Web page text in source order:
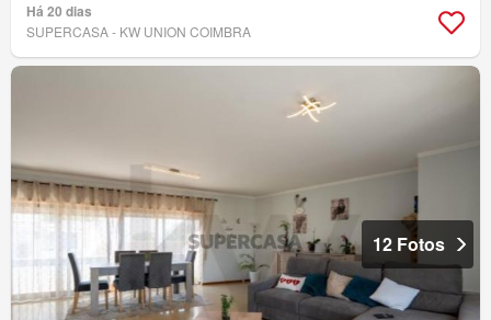
Há 20 dias
SUPERCASA - KW UNION COIMBRA
12 Fotos